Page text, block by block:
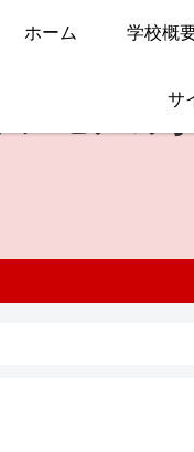
ホーム 学校概
サ
ホンモノの